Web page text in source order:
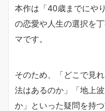
本作は「40歳までにや
の恋愛や人生の選択を
マです。
そのため、「どこで見
法はあるのか」「地上
か」といった疑問を持